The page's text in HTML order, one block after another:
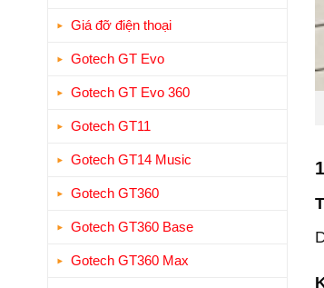
Giá đỡ điện thoại
Gotech GT Evo
Gotech GT Evo 360
Gotech GT11
Gotech GT14 Music
Gotech GT360
Gotech GT360 Base
Gotech GT360 Max